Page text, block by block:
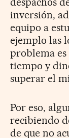
inversión,
equipo a
ejemplo las
problema es
tiempo y
superar el
Por eso,
recibiendo
de que no